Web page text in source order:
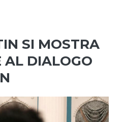
SI MOSTRA
AL DIALOGO